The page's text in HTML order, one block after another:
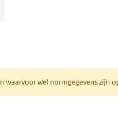
waarvoor wel normgegevens zijn